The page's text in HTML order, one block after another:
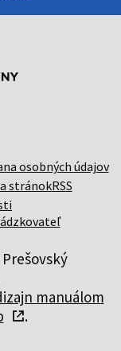
osobných údajov
stránokRSS
manuálom
.